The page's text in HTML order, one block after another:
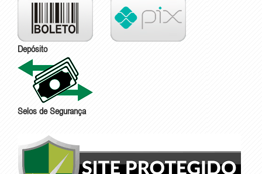
Depósito
Selos de Segurança